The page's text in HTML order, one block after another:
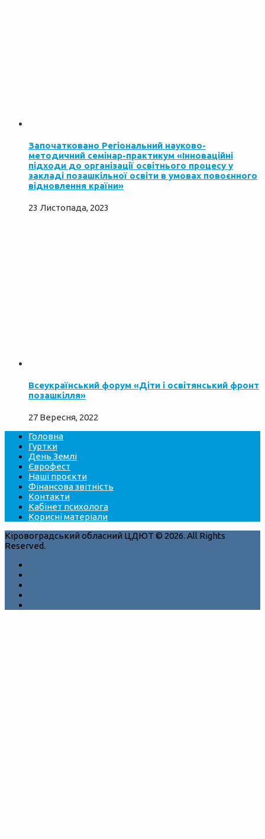
Започатковано Регіональний науково-
методичний семінар-практикум «Інноваційні
підходи до організації освітнього процесу у
закладі позашкільної освіти в умовах повоєнного
відновлення країни»
23 Листопада, 2023
Всеукраїнський форум «Діти і освітянський фронт
позашкілля»
27 Вересня, 2022
Головна
Гуртки
День Землі
Єврофест
Наші проєкти
Фінансова звітність
Контакти
Кабінет психолога
Корисні матеріали
Кіровоградський обласний ЦДЮТ © 2026. All Rights
Reserved.